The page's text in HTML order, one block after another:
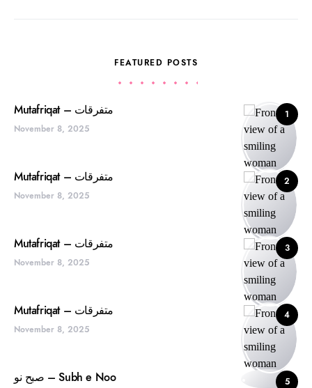
FEATURED POSTS
1 Mutafriqat – متفرقات
November 8, 2025
2 Mutafriqat – متفرقات
November 8, 2025
3 Mutafriqat – متفرقات
November 8, 2025
4 Mutafriqat – متفرقات
November 8, 2025
5 صبح نو – Subh e Noo